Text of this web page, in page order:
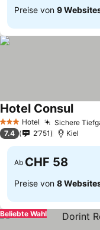
Preise von 9
3 SterneHotel Sichere
Hotel Consul
7.4 2’751 Kiel
Ab CHF 58
Preise von 8
Beliebte Wahl